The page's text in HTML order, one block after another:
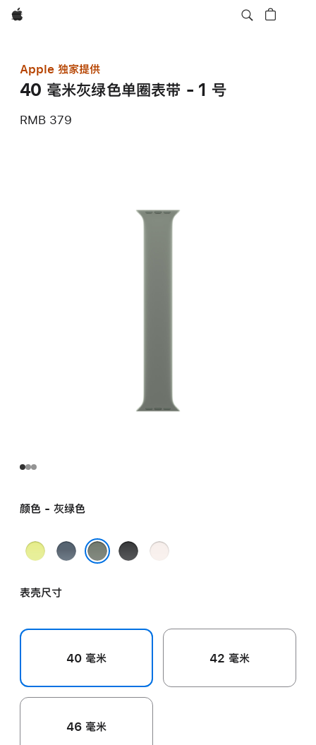
Apple
Apple 独家提供
40 毫米灰绿色单圈表带 - 1 号
RMB 379
颜色 - 灰绿色
霓
黄
铁
蓝
黑
淡
表壳尺寸
40 毫米 42 毫米
46 毫米